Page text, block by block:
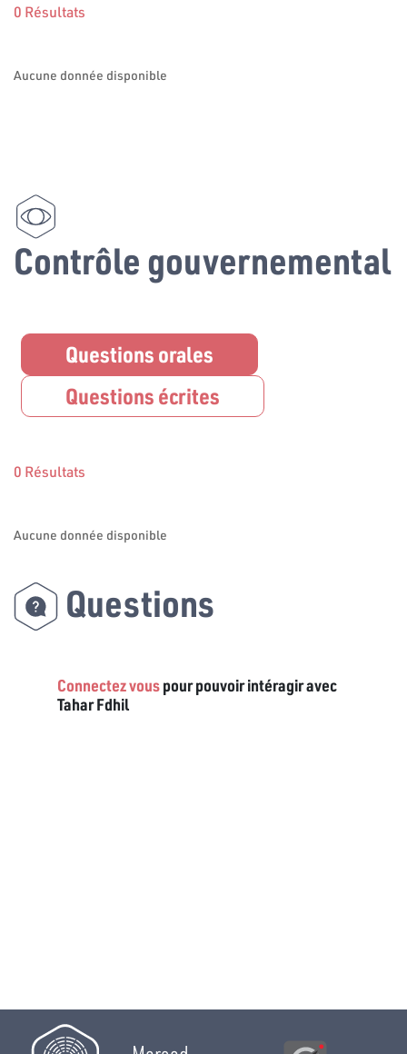
0 Résultats
Aucune donnée disponible
Contrôle gouvernemental
Questions orales
Questions écrites
0 Résultats
Aucune donnée disponible
Questions
Connectez vouspour pouvoir intéragir avec
Tahar Fdhil